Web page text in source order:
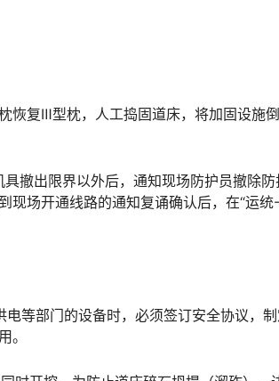
恢复Ⅲ型枕，人工捣固道床，将加固设施
撤出限界以外后，通知现场防护员撤除防
现场开通线路的通知复诵确认后，在“运统
等部门的设备时，必须签订安全协议，
。󠅅󠅃󠄵󠅂󠄪󠇖󠆨󠆨󠇕󠆞󠆒󠅬󠇘󠆭󠆘󠇙󠆝󠅵󠇗󠆭󠆁󠄐󠇗󠅹󠅸󠇖󠆍󠅳󠇖󠅹󠅰󠇖󠆌󠅹